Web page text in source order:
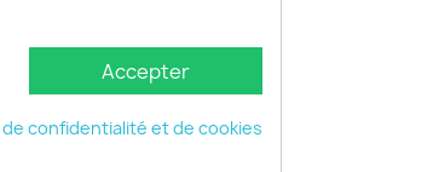
Accepter
confidentialité et de cookies